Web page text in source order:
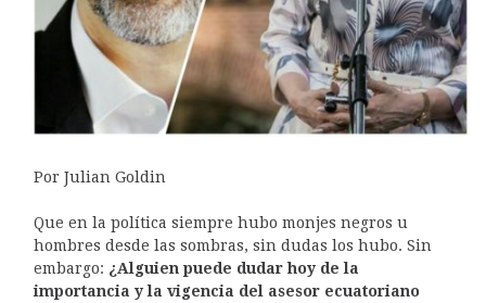
Por Julian Goldin
Que en la política siempre hubo monjes negros u
hombres desde las sombras, sin dudas los hubo. Sin
embargo: ¿Alguien puede dudar hoy de la
importancia y la vigencia del asesor ecuatoriano